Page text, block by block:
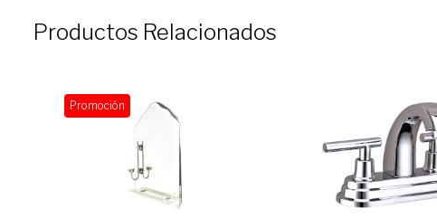
Productos Relacionados
Promoción